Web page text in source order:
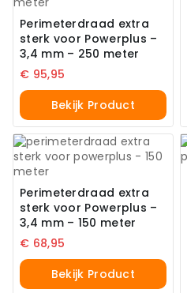
Perimeterdraad extra
sterk voor Powerplus –
3,4 mm – 250 meter
€ 95,95
Bekijk Product
Perimeterdraad extra
sterk voor Powerplus –
3,4 mm – 150 meter
€ 68,95
Bekijk Product